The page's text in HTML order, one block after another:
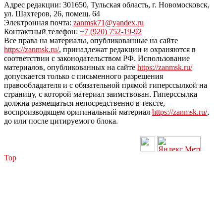
Адрес редакции: 301650, Тульская область, г. Новомосковск,
ул. Шахтеров, 26, помещ. 64
Электронная почта: zanmsk71@yandex.ru
Контактный телефон: +7 (920) 752-19-92
Все права на материалы, опубликованные на сайте
https://zanmsk.ru/, принадлежат редакции и охраняются в
соответствии с законодательством РФ. Использование
материалов, опубликованных на сайте https://zanmsk.ru/
допускается только с письменного разрешения
правообладателя и с обязательной прямой гиперссылкой на
страницу, с которой материал заимствован. Гиперссылка
должна размещаться непосредственно в тексте,
воспроизводящем оригинальный материал https://zanmsk.ru/,
до или после цитируемого блока.
Top